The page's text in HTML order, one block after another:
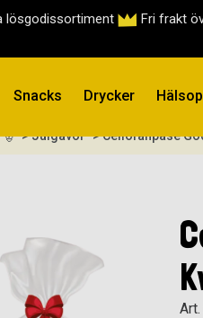
lösgodissortiment Fri frakt
Snacks Drycker
> Julgåvor > Cellofanpåse